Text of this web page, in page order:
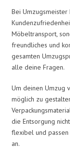
Bei
Möbeltransport,
freundliches und
gesamten
alle deine Fragen.
Um deinen Umzug
möglich zu
die Entsorgung
flexibel und
an.